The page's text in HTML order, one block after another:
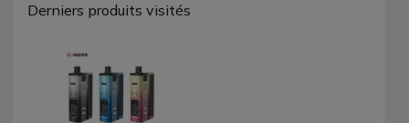
Derniers produits visités